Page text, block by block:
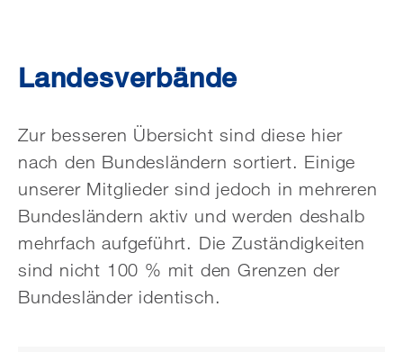
Landesverbände
Zur besseren Übersicht sind diese hier
nach den Bundesländern sortiert. Einige
unserer Mitglieder sind jedoch in mehreren
Bundesländern aktiv und werden deshalb
mehrfach aufgeführt. Die Zuständigkeiten
sind nicht 100 % mit den Grenzen der
Bundesländer identisch.